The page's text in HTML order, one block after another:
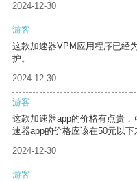
2024-12-30
游客
这款加速器VPM应用程序已经
护。
2024-12-30
游客
这款加速器app的价格有点贵
速器app的价格应该在50元以下
2024-12-30
游客